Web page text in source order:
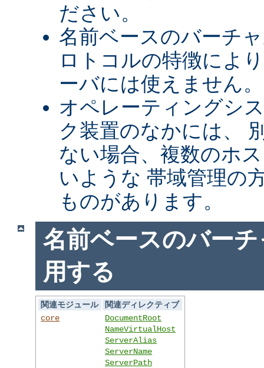
ださい。
名前ベースのバーチ
ロトコルの特徴によ
ーバには使えません。
オペレーティングシ
ク装置のなかには、
ない場合、複数のホ
いような 帯域管理の
ものがあります。
名前ベースのバー
用する
関連モジュール
関連ディレクティブ
core
DocumentRoot
NameVirtualHost
ServerAlias
ServerName
ServerPath